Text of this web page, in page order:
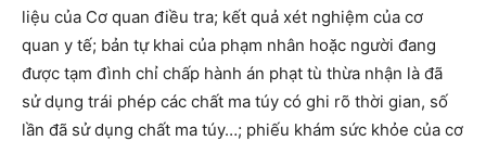
liệu của Cơ quan điều tra; kết quả xét nghiệm của cơ
quan y tế; bản tự khai của phạm nhân hoặc người đang
được tạm đình chỉ chấp hành án phạt tù thừa nhận là đã
sử dụng trái phép các chất ma túy có ghi rõ thời gian, số
lần đã sử dụng chất ma túy…; phiếu khám sức khỏe của cơ